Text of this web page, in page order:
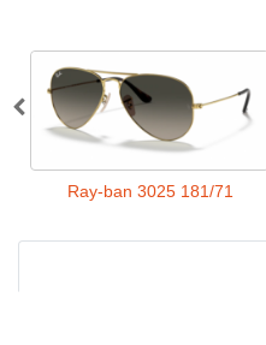
Ray-ban 3025 181/71